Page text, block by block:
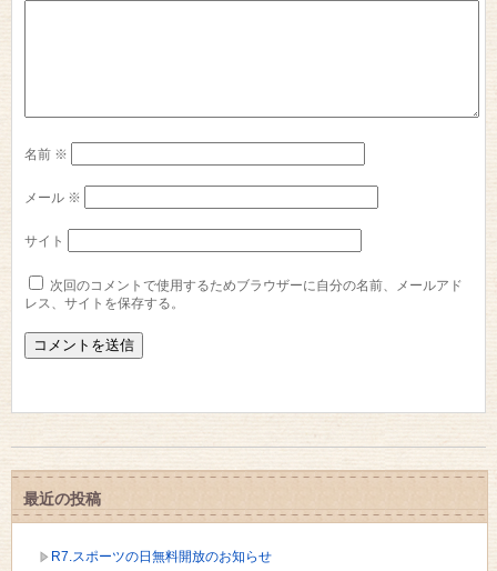
名前 ※
メール ※
サイト
次回のコメントで使用するためブラウザーに自分の名前、メールアド
レス、サイトを保存する。
最近の投稿
R7.スポーツの日無料開放のお知らせ